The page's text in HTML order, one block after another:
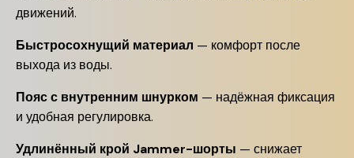
движений.
Быстросохнущий материал — комфорт после
выхода из воды.
Пояс с внутренним шнурком — надёжная фиксация
и удобная регулировка.
Удлинённый крой Jammer-шорты — снижает